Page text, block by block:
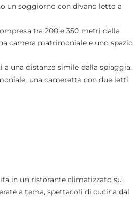
un soggiorno con divano letto a
tra 200 e 350 metri dalla
camera matrimoniale e uno spazio
a una distanza simile dalla spiaggia.
una cameretta con due letti
in un ristorante climatizzato su
a tema, spettacoli di cucina dal